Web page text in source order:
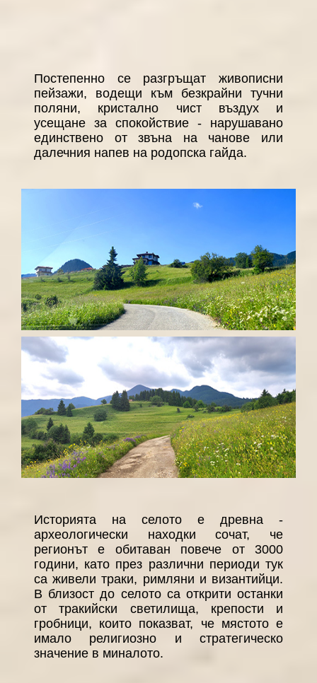
Постепенно се разгръщат живописни
пейзажи, водещи към безкрайни тучни
поляни, кристално чист въздух и
усещане за спокойствие - нарушавано
единствено от звъна на чанове или
далечния напев на родопска гайда.
Историята на селото е древна -
археологически находки сочат, че
регионът е обитаван повече от 3000
години, като през различни периоди тук
са живели траки, римляни и византийци.
В близост до селото са открити останки
от тракийски светилища, крепости и
гробници, които показват, че мястото е
имало религиозно и стратегическо
значение в миналото.